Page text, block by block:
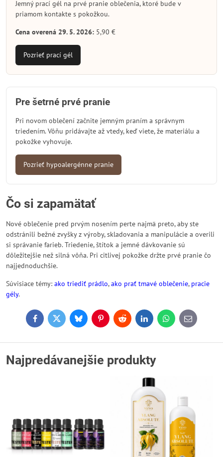
Jemný prací gél na prvé pranie oblečenia, ktoré bude v
priamom kontakte s pokožkou.
Cena overená 29. 5. 2026: 5,90 €
Pozrieť prací gél
Pre šetrné prvé pranie
Pri novom oblečení začnite jemným praním a správnym
triedením. Vôňu pridávajte až vtedy, keď viete, že materiálu a
pokožke vyhovuje.
Pozrieť hypoalergénne pranie
Čo si zapamätať
Nové oblečenie pred prvým nosením perte najmä preto, aby ste
odstránili bežné zvyšky z výroby, skladovania a manipulácie a overili
si správanie farieb. Triedenie, štítok a jemné dávkovanie sú
dôležitejšie než silná vôňa. Pri citlivej pokožke držte prvé pranie čo
najjednoduchšie.
Súvisiace témy: ako triediť prádlo,ako prať tmavé oblečenie, pracie
gély.
FacebookTwitterBlueskyPinterestReddit LinkedInWhatsApp
E-
mail
Najpredávanejšie produkty